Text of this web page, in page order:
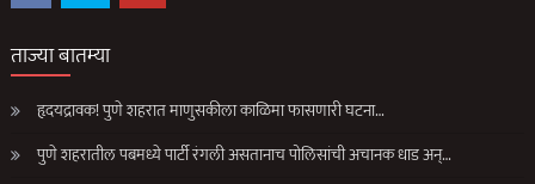
ताज्या बातम्या
हृदयद्रावक! पुणे शहरात माणुसकीला काळिमा फासणारी घटना…
पुणे शहरातील पबमध्ये पार्टी रंगली असतानाच पोलिसांची अचानक धाड अन्…